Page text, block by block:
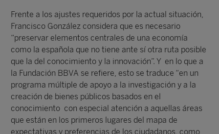
Frente a los ajustes requeridos por la actual situación,
Francisco González considera que es necesario
“preservar elementos centrales de una economía
como la española que no tiene ante sí otra ruta posible
que la del conocimiento y la innovación”. Y en lo que a
la Fundación BBVA se refiere, esto se traduce “en un
programa múltiple de apoyo a la investigación y a la
creación de bienes públicos basados en el
conocimiento con especial atención a aquellas áreas
que están en los primeros lugares del mapa de
expectativas y preferencias de los ciudadanos, como